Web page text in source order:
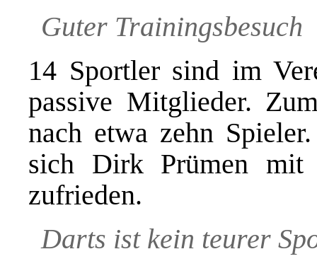
Guter Trainingsbesuch
14 Sportler sind im
passive Mitglieder.
nach etwa zehn
sich Dirk Prümen mit
zufrieden.
Darts ist kein teurer